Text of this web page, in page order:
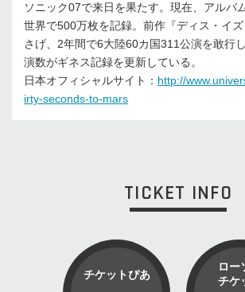
ソニック07で来日を果たす。現在、アルバ
世界で500万枚を記録。前作『ディス・イ
さげ、2年間で6大陸60カ国311公演を敢行
演数がギネス記録を更新している。
日本オフィシャルサイト： http://
irty-seconds-to-mars
TICKET INFO
チケットぴあ
ロー
チケ